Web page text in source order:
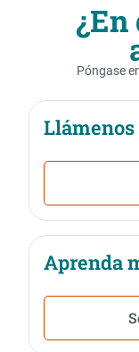
¿En
Póngase
Llámenos
Aprenda